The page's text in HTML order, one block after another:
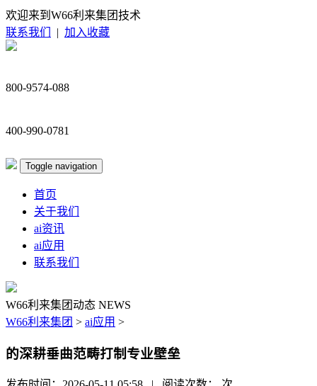
欢迎来到W66利来集团技术
联系我们
| 加入收藏
800-9574-088
400-990-0781
Toggle navigation
首页
关于我们
ai资讯
ai应用
联系我们
W66利来集团动态 NEWS
W66利来集团 > ai应用 >
的深耕垂曲范畴打制专业壁垒